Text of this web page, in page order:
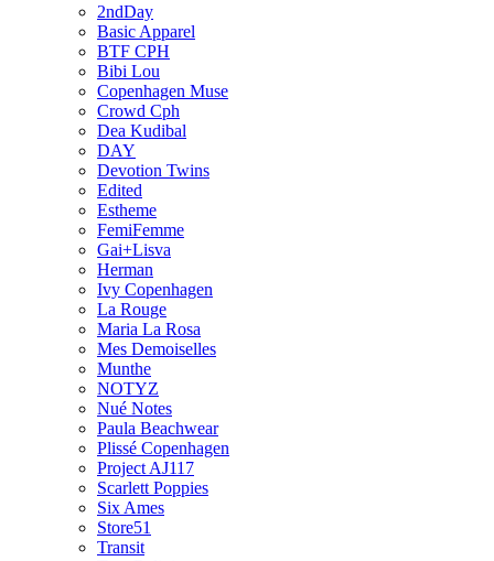
2ndDay
Basic Apparel
BTF CPH
Bibi Lou
Copenhagen Muse
Crowd Cph
Dea Kudibal
DAY
Devotion Twins
Edited
Estheme
FemiFemme
Gai+Lisva
Herman
Ivy Copenhagen
La Rouge
Maria La Rosa
Mes Demoiselles
Munthe
NOTYZ
Nué Notes
Paula Beachwear
Plissé Copenhagen
Project AJ117
Scarlett Poppies
Six Ames
Store51
Transit